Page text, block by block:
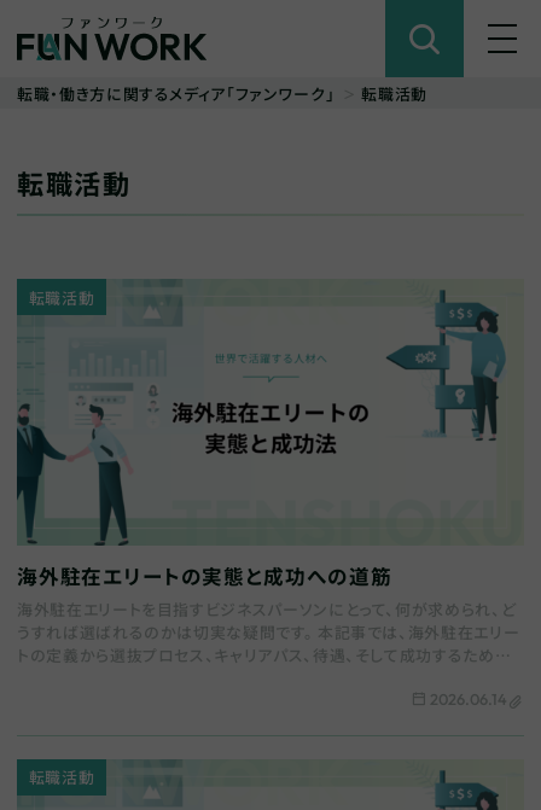
転職・働き方に関するメディア「ファンワーク」 転職活動
転職活動
転職活動
海外駐在エリートの実態と成功への道筋
海外駐在エリートを目指すビジネスパーソンにとって、何が求められ、ど
うすれば選ばれるのかは切実な疑問です。 本記事では、海外駐在エリー
トの定義から選抜プロセス、キャリアパス、待遇、そして成功するための
2026.06.14
転職活動